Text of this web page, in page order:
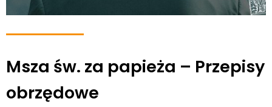
Msza św. za papieża – Przepisy
obrzędowe